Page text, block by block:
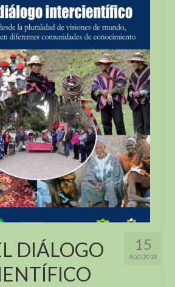
15
AGO 2018
DIÁLOGO